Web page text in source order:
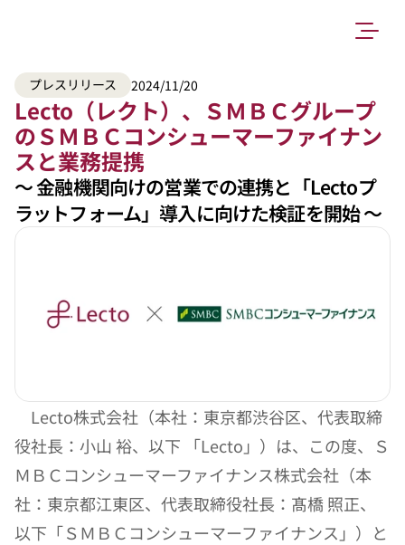
プレスリリース 2024/11/20
Lecto（レクト）、ＳＭＢＣグループ
のＳＭＢＣコンシューマーファイナン
スと業務提携
〜 金融機関向けの営業での連携と「Lectoプ
ラットフォーム」導入に向けた検証を開始 〜
Lecto株式会社（本社：東京都渋谷区、代表取締
役社長：小山 裕、以下 「Lecto」）は、この度、Ｓ
ＭＢＣコンシューマーファイナンス株式会社（本
社：東京都江東区、代表取締役社長：髙橋 照正、
以下「ＳＭＢＣコンシューマーファイナンス」）と